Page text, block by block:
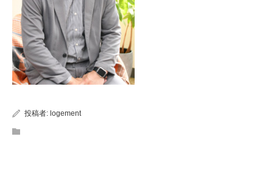
投稿者: logement